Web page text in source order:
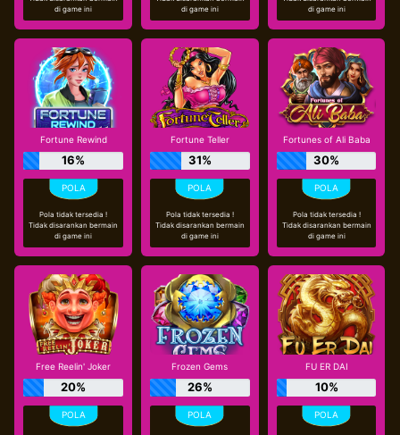
di game ini
di game ini
di game ini
Fortune Rewind
16%
Pola tidak tersedia !
Tidak disarankan bermain
di game ini
Fortune Teller
31%
Pola tidak tersedia !
Tidak disarankan bermain
di game ini
Fortunes of Ali Baba
30%
Pola tidak tersedia !
Tidak disarankan bermain
di game ini
Free Reelin' Joker
20%
Frozen Gems
26%
FU ER DAI
10%